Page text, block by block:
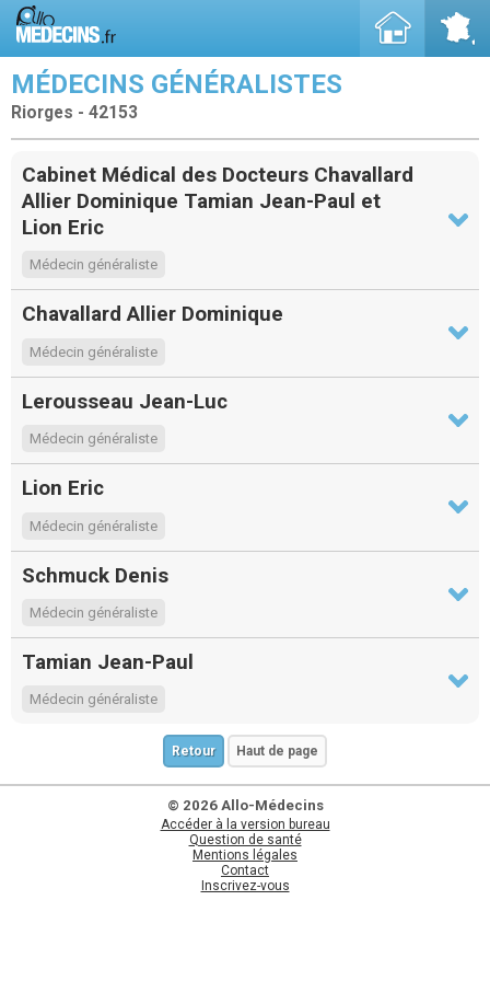
MÉDECINS GÉNÉRALISTES
Riorges - 42153
Cabinet Médical des Docteurs Chavallard
Allier Dominique Tamian Jean-Paul et
Lion Eric
Médecin généraliste
Chavallard Allier Dominique
Médecin généraliste
Lerousseau Jean-Luc
Médecin généraliste
Lion Eric
Médecin généraliste
Schmuck Denis
Médecin généraliste
Tamian Jean-Paul
Médecin généraliste
Retour Haut de page
© 2026 Allo-Médecins
Accéder à la version bureau
Question de santé
Mentions légales
Contact
Inscrivez-vous